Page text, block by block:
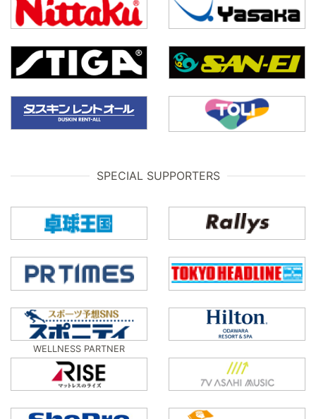
SPECIAL SUPPORTERS
WELLNESS PARTNER